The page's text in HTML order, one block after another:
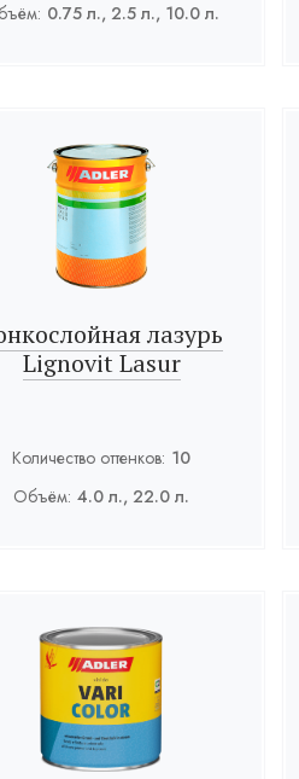
0.75 л., 2.5 л., 10.0 л.
лазурь
Lignovit Lasur
Количество оттенков: 10
Объём: 4.0 л., 22.0 л.